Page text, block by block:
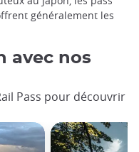
généralement les
avec nos
Pass pour découvrir